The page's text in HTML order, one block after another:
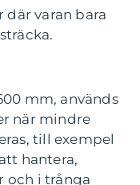
där varan bara
mm, används
när mindre
till exempel
hantera,
och i trånga